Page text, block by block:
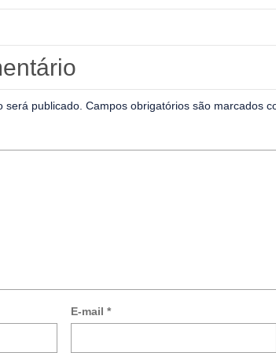
será publicado. Campos obrigatórios são marcados
E-mail *